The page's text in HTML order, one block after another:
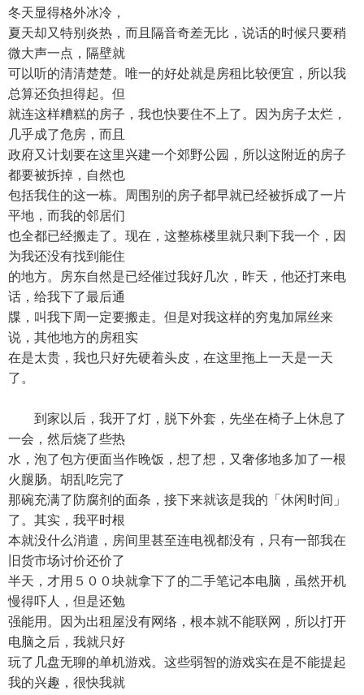
冬天显得格外冰冷，
夏天却又特别炎热，而且隔音奇差无比，说话的时候只要稍
微大声一点，隔壁就
可以听的清清楚楚。唯一的好处就是房租比较便宜，所以我
总算还负担得起。但
就连这样糟糕的房子，我也快要住不上了。因为房子太烂，
几乎成了危房，而且
政府又计划要在这里兴建一个郊野公园，所以这附近的房子
都要被拆掉，自然也
包括我住的这一栋。周围别的房子都早就已经被拆成了一片
平地，而我的邻居们
也全都已经搬走了。现在，这整栋楼里就只剩下我一个，因
为我还没有找到能住
的地方。房东自然是已经催过我好几次，昨天，他还打来电
话，给我下了最后通
牒，叫我下周一定要搬走。但是对我这样的穷鬼加屌丝来
说，其他地方的房租实
在是太贵，我也只好先硬着头皮，在这里拖上一天是一天
了。
到家以后，我开了灯，脱下外套，先坐在椅子上休息了
一会，然后烧了些热
水，泡了包方便面当作晚饭，想了想，又奢侈地多加了一根
火腿肠。胡乱吃完了
那碗充满了防腐剂的面条，接下来就该是我的「休闲时间」
了。其实，我平时根
本就没什么消遣，房间里甚至连电视都没有，只有一部我在
旧货市场讨价还价了
半天，才用５００块就拿下了的二手笔记本电脑，虽然开机
慢得吓人，但是还勉
强能用。因为出租屋没有网络，根本就不能联网，所以打开
电脑之后，我就只好
玩了几盘无聊的单机游戏。这些弱智的游戏实在是不能提起
我的兴趣，很快我就